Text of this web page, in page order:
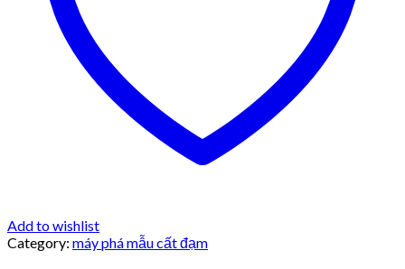
Add to wishlist
Category: máy phá mẫu cất đạm